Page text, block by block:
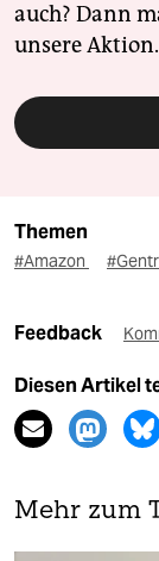
auch? Dann
unsere Aktion.
Themen
#Amazon
Feedback
Diesen Artikel
Mehr zum